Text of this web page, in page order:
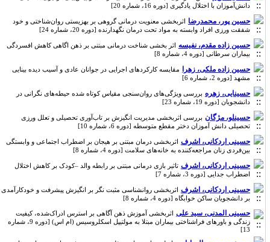
دانش‌آموزان با اختلال یادگیری [دوره 16، شماره 20]
حسین پور، محمدرضا اثربخشی معنویت درمانی گروهی بر بهزیستی روان‌شناختی و خود
شفقت ورزی افراد وابسته به مواد تحت درمان نگهدارنده [دوره 20، شماره 24]
حسین زاده مقدم، نفیسه اثر بخشی شناخت درمانی مبتنی بر ذهن اگاهی کاهش افسردگی
بیماران سرطانی [دوره 4، شماره 8]
حسین زاده ملکی، زهرا مقایسه کارکردهای اجرایی در جوانان عادی و آسیب دیده بینایی
مشهد [دوره 2، شماره 6]
حسینایی، زهره بررسی ویژگی‌های روان‌سنجی مقیاس کوتاه شده حیطه‌های نگرانی در
دانشجویان [دوره 19، شماره 23]
حسینلو، مژگان بررسی اثربخشی مدیریت انگیزش بر تاب‌آوری تحصیلی و تعلل ورزی
تحصیلی دانش آموزان دختر مقطع متوسطه [دوره 6، شماره 10]
حسینی اردکانی، اشرف اثربخشی درمان مبتنی بر هیجان بر اضطراب اجتماعی و وابستگی
بین‌فردی زنان مراجعه‌کننده به خانه‌های سلامت [دوره 4، شماره 8]
حسینی اردکانی، اشرف تاثیر بازی درمانی مبتنی بر رابطه والد –کودک بر کاهش اختلال
اضطراب جدایی [دوره 3، شماره 7]
حسینی اردکانی، اشرف اثربخشی روانشناسی مثبت نگر بر انگیزش پیشرفت و خودکارآمدی
بر دانشجویان ساکن خوابگاه [دوره 4، شماره 8]
حسینی المدنی، سید علی اثربخشی آموزش ذهن آگاهی بر استرس ادراک‌شده، کیفیت
زندگی و باورهای فراشناختی بیماران مبتلا به مولتیپل اسکلروسیس (ام اس) [دوره 9، شماره
13]